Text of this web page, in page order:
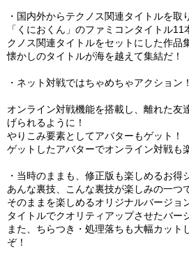
・国内外からテクノス関連タイトルを取
「くにおくん」のファミコンタイトル
クノス関連タイトルをセットにした作品
懐かしのタイトルが海を越えて集結だ！
・ネット対戦ではちゃめちゃアクション！
オンライン対戦機能を搭載し、離れた友
げられるように！
やりこみ要素としてアバターもゲット！
ゲットしたアバターでオンライン対戦も
・当時のままも、修正版も楽しめるお得
あんな裏技、こんな裏技が楽しみの一つ
そのままを楽しめるオリジナルバージョ
タイトルでクオリティアップさせたバー
また、ちらつき・処理落ちも大幅カット
ぞ！